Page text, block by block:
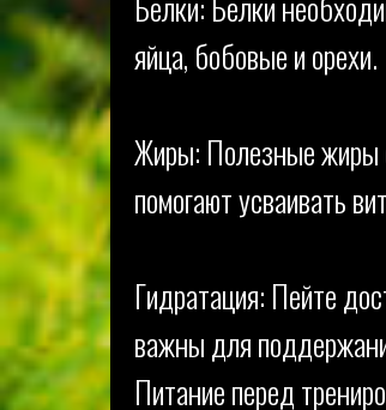
яйца, бобовые и орехи.
Жиры: Полезные жиры
помогают усваивать
Гидратация: Пейте
важны для
Питание перед